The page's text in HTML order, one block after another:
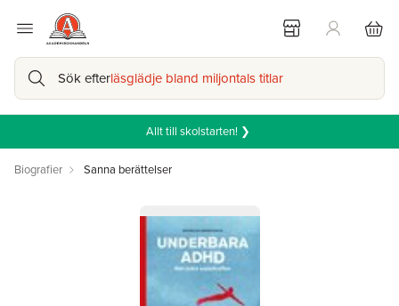
Sök efterläsglädje bland miljontals titlar
Allt till skolstarten! ❯
Biografier Sanna berättelser